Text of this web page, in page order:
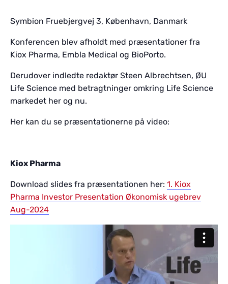
Symbion Fruebjergvej 3, København, Danmark
Konferencen blev afholdt med præsentationer fra
Kiox Pharma, Embla Medical og BioPorto.
Derudover indledte redaktør Steen Albrechtsen, ØU
Life Science med betragtninger omkring Life Science
markedet her og nu.
Her kan du se præsentationerne på video:
Kiox Pharma
Download slides fra præsentationen her: 1. Kiox
Pharma Investor Presentation Økonomisk ugebrev
Aug-2024